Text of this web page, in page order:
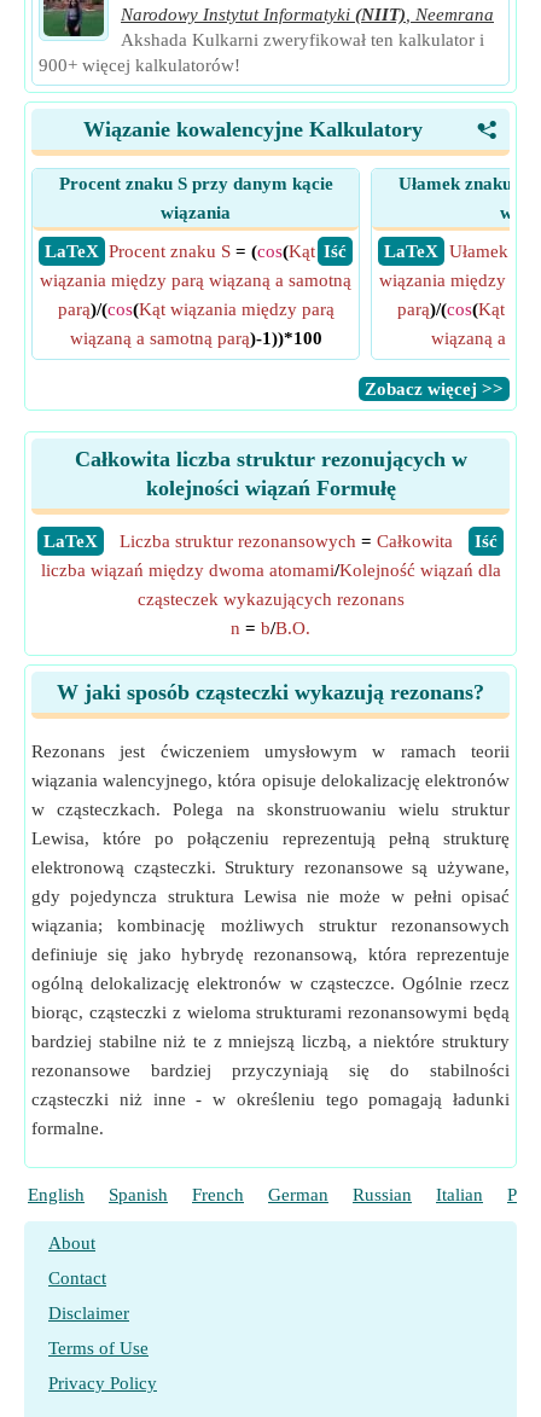
Narodowy Instytut Informatyki (NIIT)
Neemrana
Akshada Kulkarni zweryfikował ten kalkulator i
900+ więcej kalkulatorów!
<
Wiązanie kowalencyjne Kalkulatory
Procent znaku S przy danym kącie
wiązania
​ LaTeX
​ Iść
Procent znaku S= (cos(Kąt
wiązania między parą wiązaną a samotną
parą)/(cos(Kąt wiązania między parą
wiązaną a samotną parą)-1))*100
Ułamek znaku S
​ LaTeX
Ułamek
wiązania między
parą)/(cos(Kąt
wiązaną a
​Zobacz więcej >>
Całkowita liczba struktur rezonujących w
kolejności wiązań Formułę
​LaTeX ​Iść
Liczba struktur rezonansowych = Całkowita
liczba wiązań między dwoma atomami/Kolejność wiązań dla
cząsteczek wykazujących rezonans
n = b/B.O.
W jaki sposób cząsteczki wykazują rezonans?
Rezonans jest ćwiczeniem umysłowym w ramach teorii
wiązania walencyjnego, która opisuje delokalizację elektronów
w cząsteczkach. Polega na skonstruowaniu wielu struktur
Lewisa, które po połączeniu reprezentują pełną strukturę
elektronową cząsteczki. Struktury rezonansowe są używane,
gdy pojedyncza struktura Lewisa nie może w pełni opisać
wiązania; kombinację możliwych struktur rezonansowych
definiuje się jako hybrydę rezonansową, która reprezentuje
ogólną delokalizację elektronów w cząsteczce. Ogólnie rzecz
biorąc, cząsteczki z wieloma strukturami rezonansowymi będą
bardziej stabilne niż te z mniejszą liczbą, a niektóre struktury
rezonansowe bardziej przyczyniają się do stabilności
cząsteczki niż inne - w określeniu tego pomagają ładunki
formalne.
English Spanish French German Russian Italian
About
Contact
Disclaimer
Terms of Use
Privacy Policy